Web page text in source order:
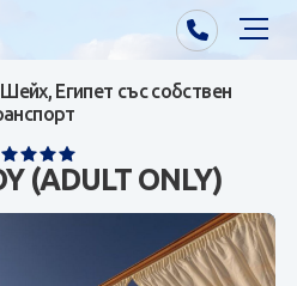
Бургас
Египет със собствен
(ADULT ONLY)